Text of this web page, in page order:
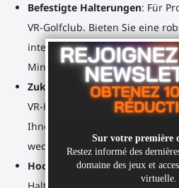
Befestigte Halterungen: Für
VR-Golfclub. Bieten Sie eine
intensive Spiele wie BeatSaber
Minigolfspiele.
Zukunftssicher: Rüsten Sie Ihr
VR-Headset auf. Unser
Ihnen, einfach die
wechseln, was Ihnen den Kauf
Hochwertiges 3D-